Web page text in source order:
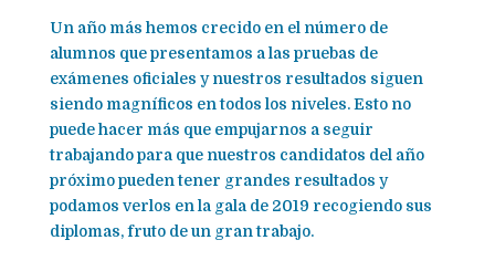
Un año más hemos crecido en el número de
alumnos que presentamos a las pruebas de
exámenes oficiales y nuestros resultados siguen
siendo magníficos en todos los niveles. Esto no
puede hacer más que empujarnos a seguir
trabajando para que nuestros candidatos del año
próximo pueden tener grandes resultados y
podamos verlos en la gala de 2019 recogiendo sus
diplomas, fruto de un gran trabajo.